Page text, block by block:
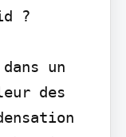
?
un
des